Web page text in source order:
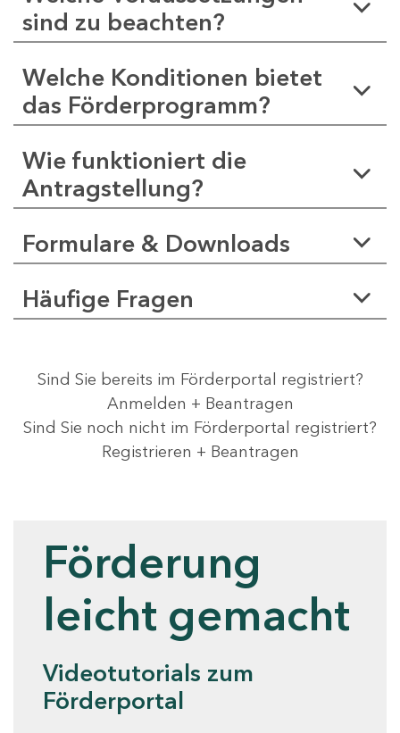
sind zu beachten?
Welche Konditionen bietet
das Förderprogramm?
Wie funktioniert die
Antragstellung?
Formulare & Downloads
Häufige Fragen
Sind Sie bereits im Förderportal registriert?
Anmelden + Beantragen
Sind Sie noch nicht im Förderportal registriert?
Registrieren + Beantragen
Förderung
leicht gemacht
Videotutorials zum
Förderportal